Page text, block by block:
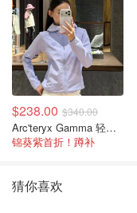
$238.00 $340.00
Arc'teryx Gamma 轻量连帽卫衣 女款
锦葵紫首折！蹲补
猜你喜欢